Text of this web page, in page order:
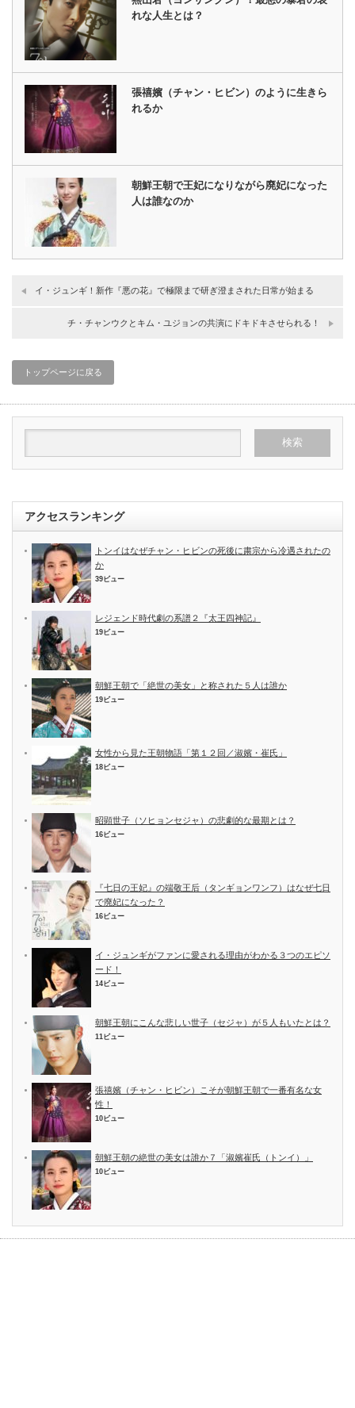
れな人生とは？
張禧嬪（チャン・ヒビン）のように生きら
れるか
朝鮮王朝で王妃になりながら廃妃になった
人は誰なのか
イ・ジュンギ！新作『悪の花』で極限まで研ぎ澄まされた日常が始まる
チ・チャンウクとキム・ユジョンの共演にドキドキさせられる！
トップページに戻る
アクセスランキング
トンイはなぜチャン・ヒビンの死後に粛宗から冷遇されたの
か
39ビュー
レジェンド時代劇の系譜２『太王四神記』
19ビュー
朝鮮王朝で「絶世の美女」と称された５人は誰か
19ビュー
女性から見た王朝物語「第１２回／淑嬪・崔氏」
18ビュー
昭顕世子（ソヒョンセジャ）の悲劇的な最期とは？
16ビュー
『七日の王妃』の端敬王后（タンギョンワンフ）はなぜ七日
で廃妃になった？
16ビュー
イ・ジュンギがファンに愛される理由がわかる３つのエピソ
ード！
14ビュー
朝鮮王朝にこんな悲しい世子（セジャ）が５人もいたとは？
11ビュー
張禧嬪（チャン・ヒビン）こそが朝鮮王朝で一番有名な女
性！
10ビュー
朝鮮王朝の絶世の美女は誰か７「淑嬪崔氏（トンイ）」
10ビュー